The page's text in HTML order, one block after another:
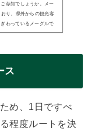
存知でしょうか。メー
り、県外からの観光客
わっているメーグルで
ス
め、1日ですべ
程度ルートを決